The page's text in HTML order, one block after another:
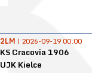
2LM | 2026-09-19 00:00
KS Cracovia 1906
UJK Kielce